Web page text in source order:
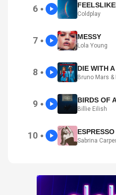
6 ●
Coldplay
7 ● MESSY
Lola Young
8 ● DIE WITH
Bruno Mars &
9 ● BIRDS OF
Billie Eilish
10 ● ESPRESSO
Sabrina